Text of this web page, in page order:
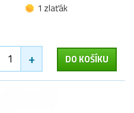
1 zlaťák
+ DO KOŠÍKU